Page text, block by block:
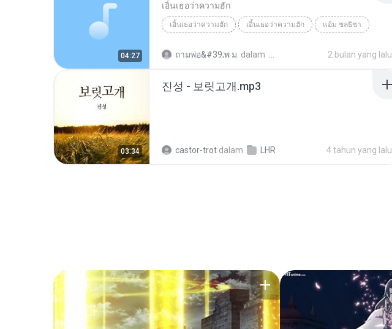
04:27
เอิ้นเธอว่าความฮัก
เอิ้นเธอว่าความฮัก เอิ้นเธอว่าความฮัก แอ้ม ชลธิชา
ถามพ่อ&#39;พ ม. dalam 2 bulan yang lalu
03:34
진성 - 보릿고개.mp3
castor-trot dalam LHR 4 tahun yang lalu